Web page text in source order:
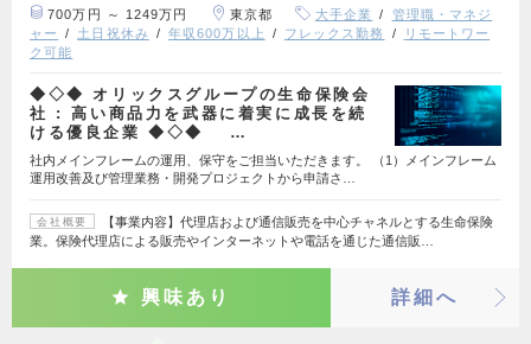
700万円 ～ 1249万円 東京都 大手企業
管理職・マネジ
ャー
土日祝休み 年収600万以上 フレックス勤務
リモートワー
ク可能
◆◇◆ オリックスグループの生命保険会
社 : 高い商品力を武器に着実に成長を続
ける優良企業 ◆◇◆ …
社内メインフレームの運用、保守をご担当いただきます。 （1）メインフレーム
運用改善及び管理業務・開発プロジェクトから申請さ…
会社概要
【事業内容】代理店および通信販売を中心チャネルとする生命保険
業。保険代理店による販売やインターネットや電話を通じた通信販…
興味あり 詳細へ